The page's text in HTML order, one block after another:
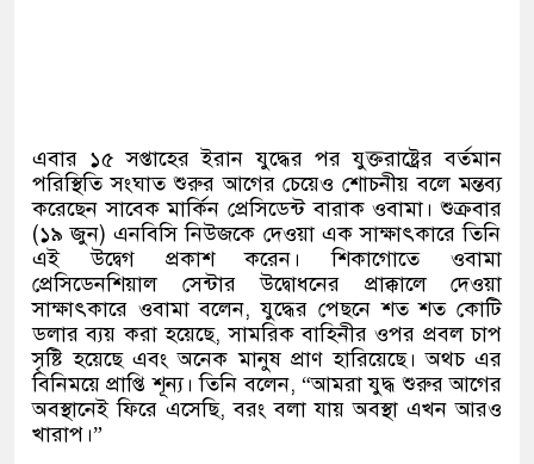
এবার ১৫ সপ্তাহের ইরান যুদ্ধের পর যুক্তরাষ্ট্রের বর্তমান
পরিস্থিতি সংঘাত শুরুর আগের চেয়েও শোচনীয় বলে মন্তব্য
করেছেন সাবেক মার্কিন প্রেসিডেন্ট বারাক ওবামা। শুক্রবার
(১৯ জুন)এনবিসি নিউজকে দেওয়া এক সাক্ষাৎকারে তিনি
এই উদ্বেগ প্রকাশ করেন। শিকাগোতে ওবামা
প্রেসিডেনশিয়াল সেন্টার উদ্বোধনের প্রাক্কালে দেওয়া
সাক্ষাৎকারে ওবামা বলেন,যুদ্ধের পেছনে শত শত কোটি
ডলার ব্যয় করা হয়েছে,সামরিক বাহিনীর ওপর প্রবল চাপ
সৃষ্টি হয়েছে এবং অনেক মানুষ প্রাণ হারিয়েছে। অথচ এর
বিনিময়ে প্রাপ্তি শূন্য। তিনি বলেন, “আমরা যুদ্ধ শুরুর আগের
অবস্থানেই ফিরে এসেছি,বরং বলা যায় অবস্থা এখন আরও
খারাপ।”